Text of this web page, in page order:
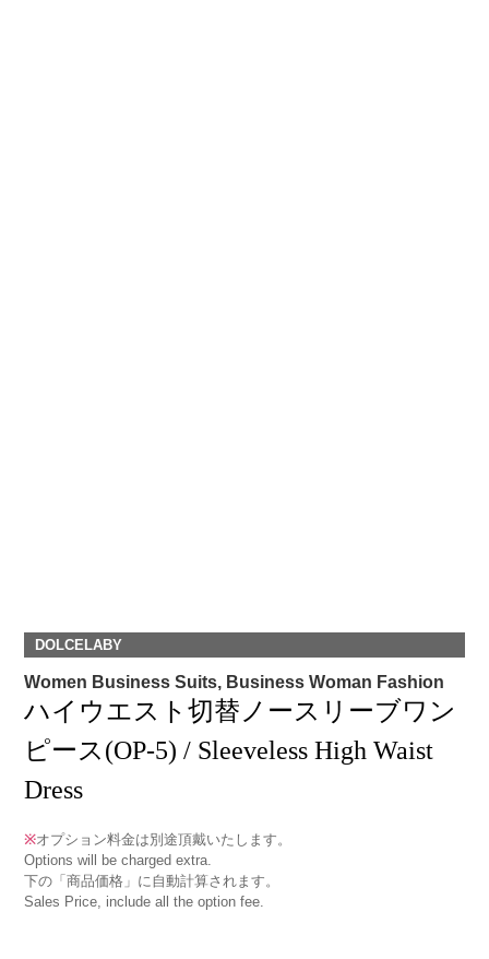
DOLCELABY
Women Business Suits, Business Woman Fashion
ハイウエスト切替ノースリーブワン
ピース(OP-5) / Sleeveless High Waist
Dress
※オプション料金は別途頂戴いたします。
Options will be charged extra.
下の「商品価格」に自動計算されます。
Sales Price, include all the option fee.